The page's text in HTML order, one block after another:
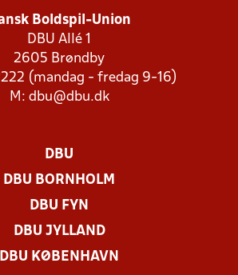
Boldspil-Union
DBU Allé 1
2605 Brøndby
(mandag - fredag 9-16)
M: dbu@dbu.dk
DBU
DBU BORNHOLM
DBU FYN
DBU JYLLAND
DBU KØBENHAVN